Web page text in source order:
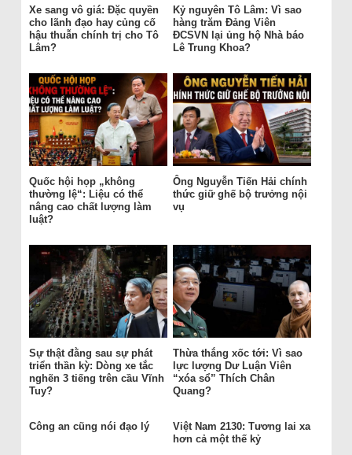
Xe sang vô giá: Đặc quyền
cho lãnh đạo hay củng cố
hậu thuẫn chính trị cho Tô
Lâm?
Kỷ nguyên Tô Lâm: Vì sao
hàng trăm Đảng Viên
ĐCSVN lại ủng hộ Nhà báo
Lê Trung Khoa?
Quốc hội họp „không
thường lệ“: Liệu có thể
nâng cao chất lượng làm
luật?
Ông Nguyễn Tiến Hải chính
thức giữ ghế bộ trưởng nội
vụ
Sự thật đằng sau sự phát
triển thần kỳ: Dòng xe tắc
nghẽn 3 tiếng trên cầu Vĩnh
Tuy?
Thừa thắng xốc tới: Vì sao
lực lượng Dư Luận Viên
“xóa sổ” Thích Chân
Quang?
Công an cũng nói đạo lý
Việt Nam 2130: Tương lai xa
hơn cả một thế kỷ